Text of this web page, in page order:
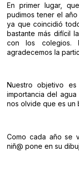
En primer lugar,
pudimos tener el
ya que coincidió
bastante más difícil
con los colegios.
agradecemos la
Nuestro objetivo
importancia del
nos olvide que es un
Como cada año se
niñ@ pone en su